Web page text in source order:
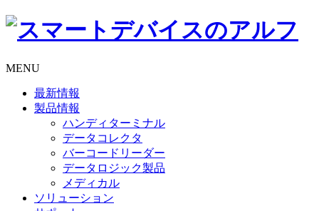
MENU
最新情報
製品情報
ハンディターミナル
データコレクタ
バーコードリーダー
データロジック製品
メディカル
ソリューション